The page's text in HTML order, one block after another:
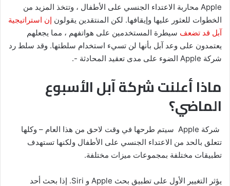
Apple محاربة الاعتداء الجنسي على الأطفال ، وتتخذ المزيد من
الخطوات للعثور عليها وإيقافها. لكن المنتقدين يقولون إن استراتيجية
آبل قد تضعف سيطرة المستخدمين على هواتفهم ، مما يجعلهم
يعتمدون على وعد آبل بأنها لن تسيء استخدام سلطتها. وقد سلط رد
شركة Apple الضوء على مدى تعقيد المحادثة -.
ماذا أعلنت شركة آبل الأسبوع
الماضي؟
شركة Apple سيتم طرحها في وقت لاحق من هذا العام – وكلها
تتعلق بالحد من الاعتداء الجنسي على الأطفال ولكنها تستهدف
تطبيقات مختلفة بمجموعات ميزات مختلفة.
يؤثر التغيير الأول على تطبيق بحث Apple و Siri. إذا بحث أحد